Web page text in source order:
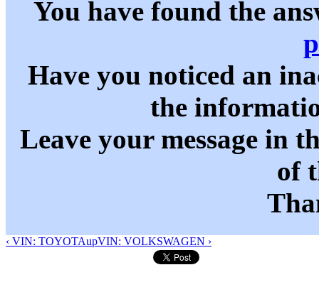
You have found the
Have you noticed an
the
Leave your message in
of
‹ VIN: TOYOTAupVIN: VOLKSWAGEN ›